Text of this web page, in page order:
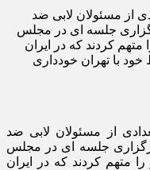
از مسئولان لابی ضد
برگزاری جلسه ای در مجلس
کردند که در ایران
خود با تهران خودداری
از مسئولان لابی ضد
برگزاری جلسه ای در مجلس
متهم کردند که در ایران